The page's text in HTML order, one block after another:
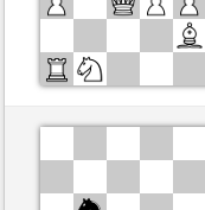
Zwart
gmancino
Speelduur: 5 minutes/